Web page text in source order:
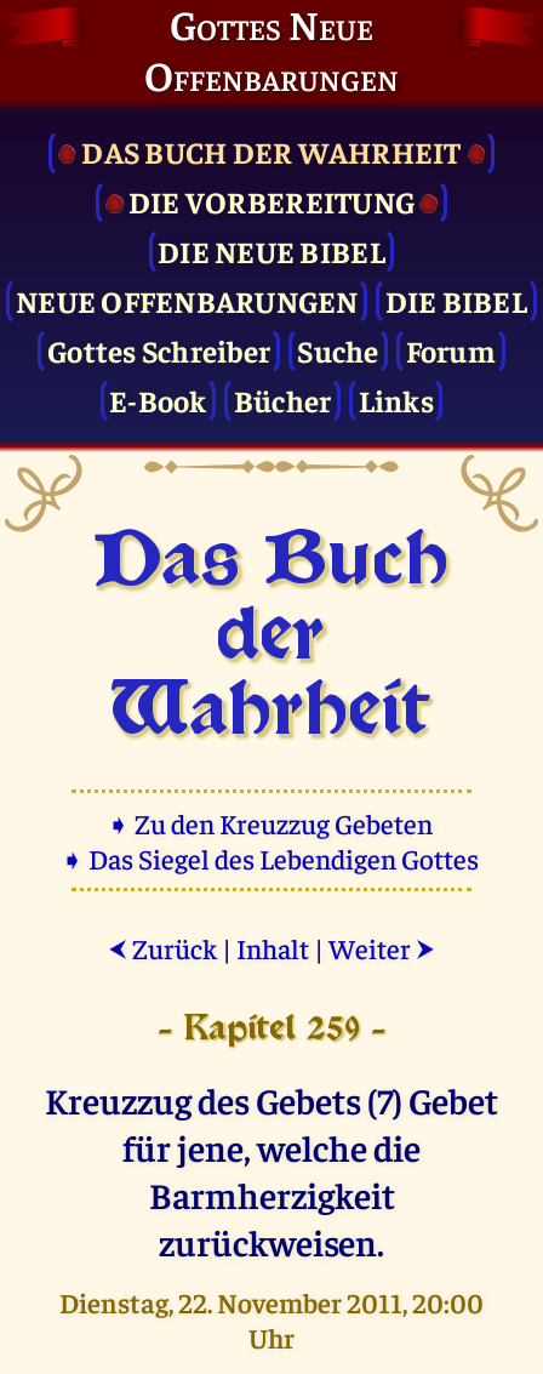
Gottes Neue
Offenbarungen
DAS BUCH DER WAHRHEIT
DIE VOR­BEREITUNG
DIE NEUE BIBEL
NEUE OFFENBARUNGEN
DIE BIBEL
Gottes Schreiber
Suche
Forum
E-Book
Bücher Links
Das Buch
der
Wahrheit
➧ Zu den Kreuzzug Gebeten
➧ Das Siegel des Lebendigen Gottes
⮜ Zurück | Inhalt |Weiter ⮞
- Kapitel 259 -
Kreuzzug des Gebets (7) Gebet
für jene, welche die
Barmherzigkeit
zurückweisen.
Dienstag, 22. November 2011, 20:00
Uhr